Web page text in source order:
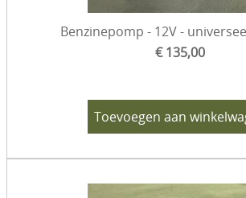
Benzinepomp - 12V -
€ 135,00
Toevoegen aan